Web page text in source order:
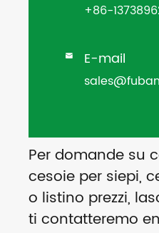
+86-
 E-mail
Per domande su
cesoie per siepi,
o listino prezzi,
ti contatteremo